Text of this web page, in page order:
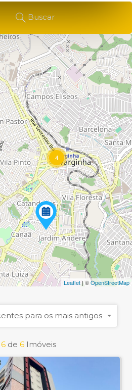
Buscar
4
Leaflet| ©OpenStreetMap
6 de 6 Imóveis
para os mais antigos